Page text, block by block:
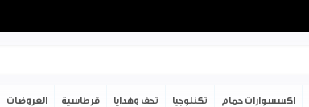
اكسسوارات حمام تكنلوجيا تحف وهدايا قرطاسية العروضات